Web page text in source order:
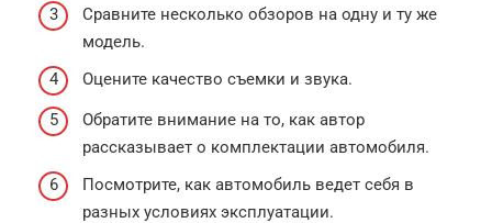
Сравните несколько обзоров на одну и ту же
модель.
Оцените качество съемки и звука.
Обратите внимание на то, как автор
рассказывает о комплектации автомобиля.
Посмотрите, как автомобиль ведет себя в
разных условиях эксплуатации.